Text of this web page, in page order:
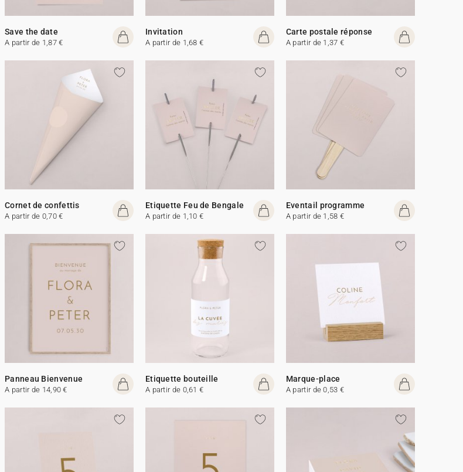
Save the date
A partir de 1,87 €
Invitation
A partir de 1,68 €
Carte postale réponse
A partir de 1,37 €
Cornet de confettis
A partir de 0,70 €
Etiquette Feu de Bengale
A partir de 1,10 €
Eventail programme
A partir de 1,58 €
Panneau Bienvenue
A partir de 14,90 €
Etiquette bouteille
A partir de 0,61 €
Marque-place
A partir de 0,53 €